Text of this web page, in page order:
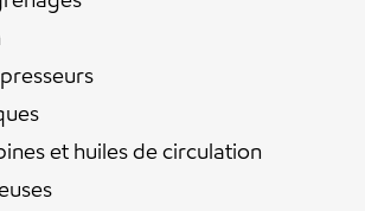
et huiles de circulation